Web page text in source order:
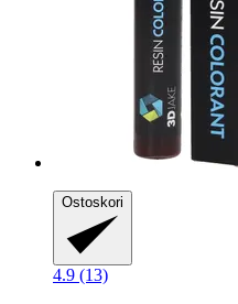
Ostoskori
4.9 (13)